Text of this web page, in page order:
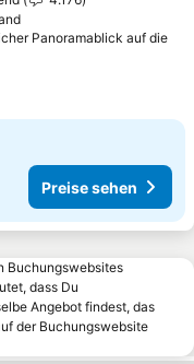
Panoramablick auf die
Preise sehen
Buchungswebsites
dass Du
Angebot findest, das
der Buchungswebsite